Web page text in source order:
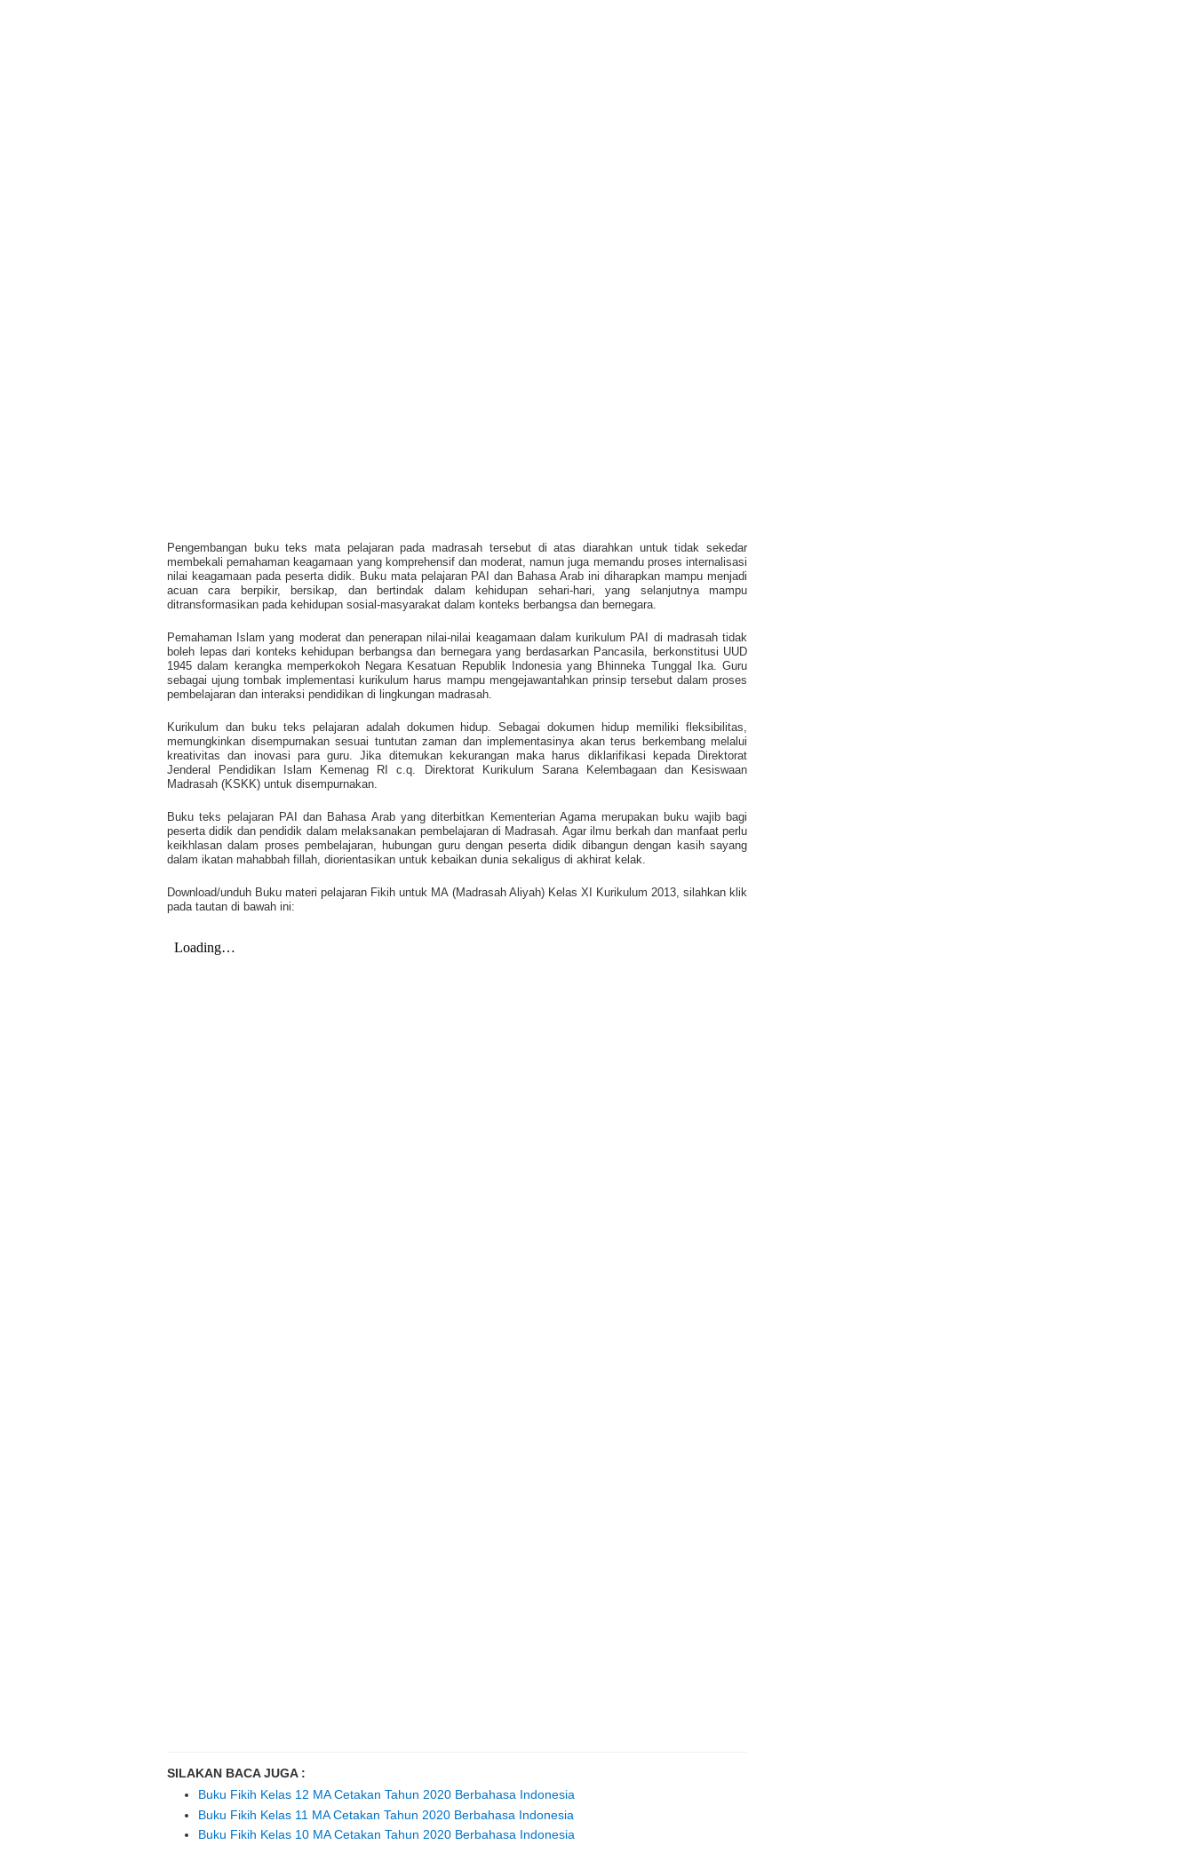
Pengembangan buku teks mata pelajaran pada madrasah tersebut di atas diarahkan untuk tidak sekedar
membekali pemahaman keagamaan yang komprehensif dan moderat, namun juga memandu proses internalisasi
nilai keagamaan pada peserta didik. Buku mata pelajaran PAI dan Bahasa Arab ini diharapkan mampu menjadi
acuan cara berpikir, bersikap, dan bertindak dalam kehidupan sehari-hari, yang selanjutnya mampu
ditransformasikan pada kehidupan sosial-masyarakat dalam konteks berbangsa dan bernegara.
Pemahaman Islam yang moderat dan penerapan nilai-nilai keagamaan dalam kurikulum PAI di madrasah tidak
boleh lepas dari konteks kehidupan berbangsa dan bernegara yang berdasarkan Pancasila, berkonstitusi UUD
1945 dalam kerangka memperkokoh Negara Kesatuan Republik Indonesia yang Bhinneka Tunggal Ika. Guru
sebagai ujung tombak implementasi kurikulum harus mampu mengejawantahkan prinsip tersebut dalam proses
pembelajaran dan interaksi pendidikan di lingkungan madrasah.
Kurikulum dan buku teks pelajaran adalah dokumen hidup. Sebagai dokumen hidup memiliki fleksibilitas,
memungkinkan disempurnakan sesuai tuntutan zaman dan implementasinya akan terus berkembang melalui
kreativitas dan inovasi para guru. Jika ditemukan kekurangan maka harus diklarifikasi kepada Direktorat
Jenderal Pendidikan Islam Kemenag RI c.q. Direktorat Kurikulum Sarana Kelembagaan dan Kesiswaan
Madrasah (KSKK) untuk disempurnakan.
Buku teks pelajaran PAI dan Bahasa Arab yang diterbitkan Kementerian Agama merupakan buku wajib bagi
peserta didik dan pendidik dalam melaksanakan pembelajaran di Madrasah. Agar ilmu berkah dan manfaat perlu
keikhlasan dalam proses pembelajaran, hubungan guru dengan peserta didik dibangun dengan kasih sayang
dalam ikatan mahabbah fillah, diorientasikan untuk kebaikan dunia sekaligus di akhirat kelak.
Download/unduh Buku materi pelajaran Fikih untuk MA (Madrasah Aliyah) Kelas XI Kurikulum 2013, silahkan klik
pada tautan di bawah ini:
SILAKAN BACA JUGA :
Buku Fikih Kelas 12 MA Cetakan Tahun 2020 Berbahasa Indonesia
Buku Fikih Kelas 11 MA Cetakan Tahun 2020 Berbahasa Indonesia
Buku Fikih Kelas 10 MA Cetakan Tahun 2020 Berbahasa Indonesia